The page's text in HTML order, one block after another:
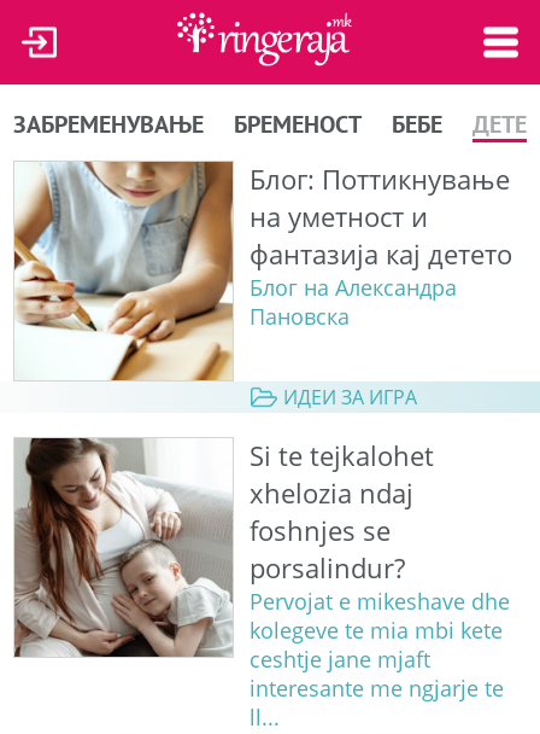
ЗАБРЕМЕНУВАЊЕ БРЕМЕНОСТ БЕБЕ ДЕТЕ
Блог: Поттикнување
на уметност и
фантазија кај детето
Блог на Александра
Пановска
ИДЕИ ЗА ИГРА
Si te tejkalohet
xhelozia ndaj
foshnjes se
porsalindur?
Pervojat e mikeshave dhe
kolegeve te mia mbi kete
ceshtje jane mjaft
interesante me ngjarje te
ll...